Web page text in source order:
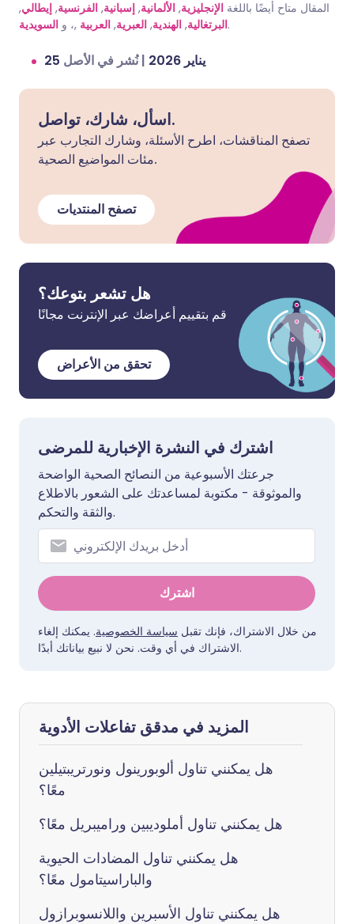
المستوى مرتفعًا جدًا.
المقال متاح أيضًا باللغة الإنجليزية, الألمانية, إسبانية, الفرنسية, إيطالي,
البرتغالية, الهندية, العبرية, العربية ,، و السويدية .
25 يناير 2026 |نُشر في الأصل
اسأل، شارك، تواصل.
تصفح المناقشات، اطرح الأسئلة، وشارك التجارب عبر
مئات المواضيع الصحية.
تصفح المنتديات
هل تشعر بتوعك؟
قم بتقييم أعراضك عبر الإنترنت مجانًا
تحقق من الأعراض
اشترك في النشرة الإخبارية للمرضى
جرعتك الأسبوعية من النصائح الصحية الواضحة
والموثوقة - مكتوبة لمساعدتك على الشعور بالاطلاع
والثقة والتحكم.
اشترك
من خلال الاشتراك، فإنك تقبل سياسة الخصوصية. يمكنك إلغاء
الاشتراك في أي وقت. نحن لا نبيع بياناتك أبدًا.
المزيد في مدقق تفاعلات الأدوية
هل يمكنني تناول ألوبورينول ونورتريبتيلين
معًا؟
هل يمكنني تناول أملوديبين وراميبريل معًا؟
هل يمكنني تناول المضادات الحيوية
والباراسيتامول معًا؟
هل يمكنني تناول الأسبرين واللانسوبرازول